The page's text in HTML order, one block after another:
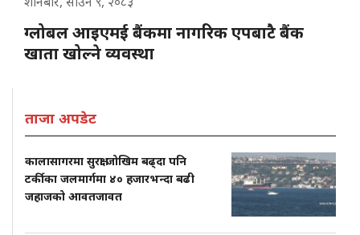
ग्लोबल आइएमई बैंकमा नागरिक एपबाटै बैंक
खाता खोल्ने व्यवस्था
ताजा अपडेट
कालासागरमा सुरक्षा जोखिम बढ्दा पनि
टर्कीका जलमार्गमा ४० हजारभन्दा बढी
जहाजको आवतजावत